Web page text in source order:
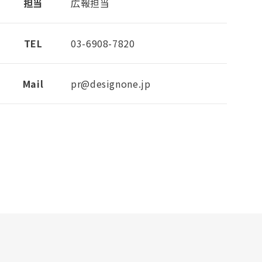
担当 広報担当
TEL 03-6908-7820
Mail pr@designone.jp